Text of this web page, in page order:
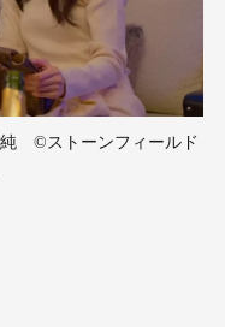
純 ©ストーンフィールド